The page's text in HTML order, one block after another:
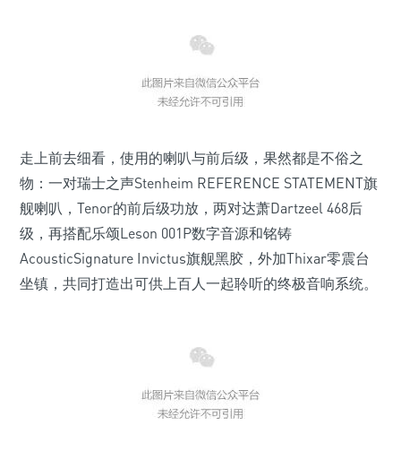
走上前去细看，使用的喇叭与前后级，果然都是不俗之
物：一对瑞士之声Stenheim REFERENCE STATEMENT旗
舰喇叭，Tenor的前后级功放，两对达萧Dartzeel 468后
级，再搭配乐颂Leson 001P数字音源和铭铸
AcousticSignature Invictus旗舰黑胶，外加Thixar零震台
坐镇，共同打造出可供上百人一起聆听的终极音响系统。